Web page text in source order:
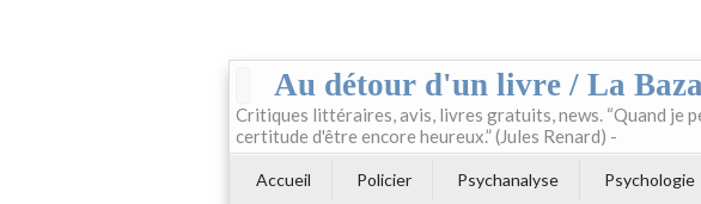
Au détour d'un livre / La
Critiques littéraires, avis, livres gratuits, news. “Quand je
certitude d'être encore heureux.” (Jules Renard) -
Accueil Policier Psychanalyse Psychologie